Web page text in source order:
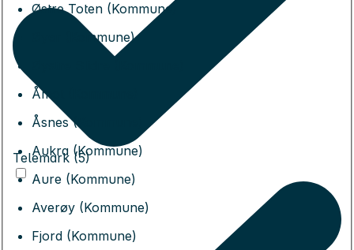
Østre Toten (Kommune)
Øyer (Kommune)
Åmot (Kommune)
Åsnes (Kommune)
Aukra (Kommune)
Aure (Kommune)
Averøy (Kommune)
Fjord (Kommune)
Telemark (5)